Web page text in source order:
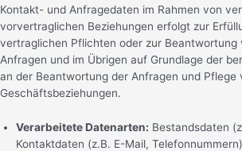
Kontakt- und Anfragedaten im Rahmen von
vorvertraglichen Beziehungen erfolgt zur
vertraglichen Pflichten oder zur
Anfragen und im Übrigen auf Grundlage der
an der Beantwortung der Anfragen und Pflege
Geschäftsbeziehungen.
Verarbeitete Datenarten: Bestandsdaten
Kontaktdaten (z.B. E-Mail,